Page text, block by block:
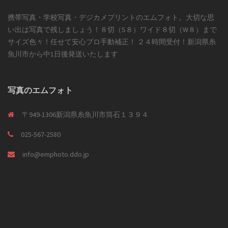
携帯写真・学校写真・デジカメプリントのエムフォト。大切な思
い出は写真で残しましょう！８切（S８）ワイド８切（W８）まで
サイズ色々！任せて安心プロ手動補正！ ２４時間受付！新潟県糸
魚川市から中1日後発送いたします
写真のエムフォト
〒949-1306新潟県糸魚川市筒石１３９４
025-567-2580
info@emphoto.ddo.jp